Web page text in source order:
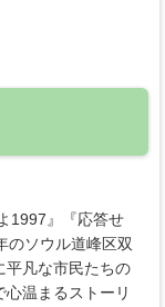
1997』『応答せ
のソウル道峰区双
平凡な市民たちの
温まるストーリ